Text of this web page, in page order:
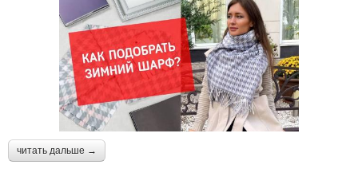
читать дальше →